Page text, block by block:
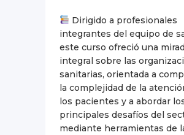
Dirigido a profesionales
integrantes del equipo de
este curso ofreció una
integral sobre las
sanitarias, orientada a
la complejidad de la
los pacientes y a abordar
principales desafíos del
mediante herramientas de